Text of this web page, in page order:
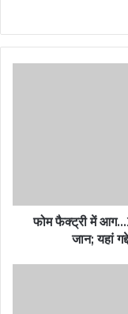
फोम फैक्ट्री में
जान; यहां